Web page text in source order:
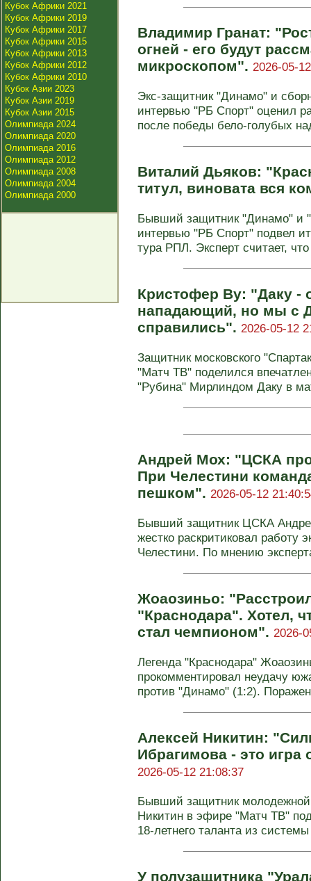
Кубок Африки 2021
Кубок Африки 2019
Кубок Африки 2017
Кубок Африки 2015
Кубок Африки 2013
Кубок Африки 2012
Кубок Африки 2010
Кубок Азии 2023
Кубок Азии 2019
Кубок Азии 2015
Олимпиада 2024
Олимпиада 2020
Олимпиада 2016
Олимпиада 2012
Олимпиада 2008
Олимпиада 2004
Олимпиада 2000
Владимир Гранат:
огней - его будут
микроскопом". 2026-05-
Экс-защитник "Динамо" и
интервью "РБ Спорт" оценил
после победы бело-голубых
Виталий Дьяков:
титул, виновата вся
Бывший защитник "Динамо" и
интервью "РБ Спорт" подвел
тура РПЛ. Эксперт считает,
Кристофер Ву: "Даку -
нападающий, но мы с
справились". 2026-05-12
Защитник московского
"Матч ТВ" поделился
"Рубина" Мирлиндом Даку в
Андрей Мох: "ЦСКА
При Челестини
пешком". 2026-05-12
Бывший защитник ЦСКА
жестко раскритиковал работу
Челестини. По мнению
Жоаозиньо:
"Краснодара". Хотел,
стал чемпионом". 2026-
Легенда "Краснодара"
прокомментировал неудачу
против "Динамо" (1:2).
Алексей Никитин:
Ибрагимова - это игра
2026-05-12 21:08:37
Бывший защитник
Никитин в эфире "Матч ТВ"
18-летнего таланта из
У полузащитника